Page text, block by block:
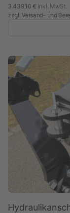
3.439,10 € inkl. MwSt.
zzgl.Versand- und